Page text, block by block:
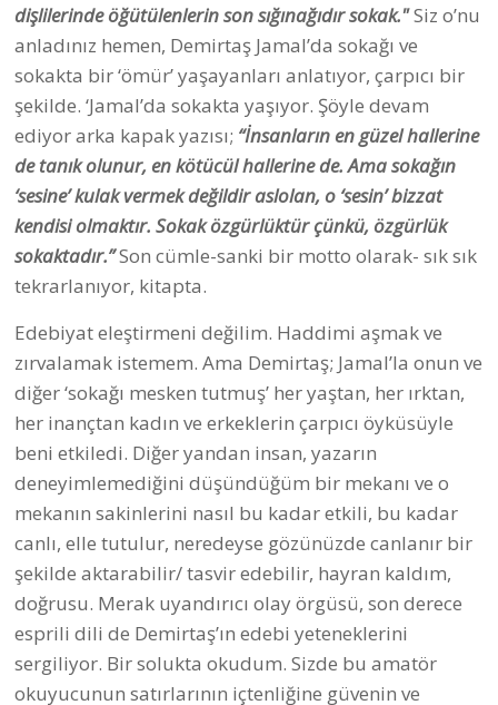
dişlilerinde öğütülenlerin son sığınağıdır sokak."Siz o’nu
anladınız hemen, Demirtaş Jamal’da sokağı ve
sokakta bir ‘ömür’ yaşayanları anlatıyor, çarpıcı bir
şekilde. ‘Jamal’da sokakta yaşıyor. Şöyle devam
ediyor arka kapak yazısı; “İnsanların en güzel hallerine
de tanık olunur, en kötücül hallerine de. Ama sokağın
‘sesine’ kulak vermek değildir aslolan, o ‘sesin’ bizzat
kendisi olmaktır. Sokak özgürlüktür çünkü, özgürlük
sokaktadır.”Son cümle-sanki bir motto olarak- sık sık
tekrarlanıyor, kitapta.
Edebiyat eleştirmeni değilim. Haddimi aşmak ve
zırvalamak istemem. Ama Demirtaş; Jamal’la onun ve
diğer ‘sokağı mesken tutmuş’ her yaştan, her ırktan,
her inançtan kadın ve erkeklerin çarpıcı öyküsüyle
beni etkiledi. Diğer yandan insan, yazarın
deneyimlemediğini düşündüğüm bir mekanı ve o
mekanın sakinlerini nasıl bu kadar etkili, bu kadar
canlı, elle tutulur, neredeyse gözünüzde canlanır bir
şekilde aktarabilir/ tasvir edebilir, hayran kaldım,
doğrusu. Merak uyandırıcı olay örgüsü, son derece
esprili dili de Demirtaş’ın edebi yeteneklerini
sergiliyor. Bir solukta okudum. Sizde bu amatör
okuyucunun satırlarının içtenliğine güvenin ve